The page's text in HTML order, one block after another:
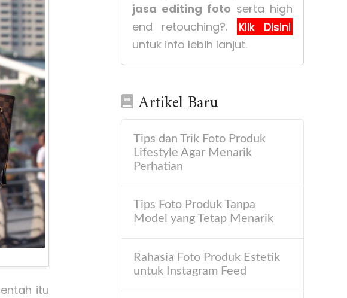
itu
jasa editing foto serta high
end retouching?.
Klik Disini
untuk info lebih lanjut.
Artikel Baru
Tips dan Trik Foto Produk
Lifestyle Agar Menarik
Perhatian
Tips Foto Produk Tanpa
Model yang Tetap Menarik
Rahasia Foto Produk Estetik
untuk Instagram Feed